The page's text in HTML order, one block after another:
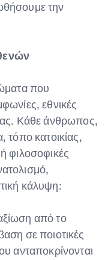
την
που
εθνικές
Κάθε άνθρωπος,
τόπο κατοικίας,
φιλοσοφικές
κάλυψη:
από το
σε ποιοτικές
ανταποκρίνονται